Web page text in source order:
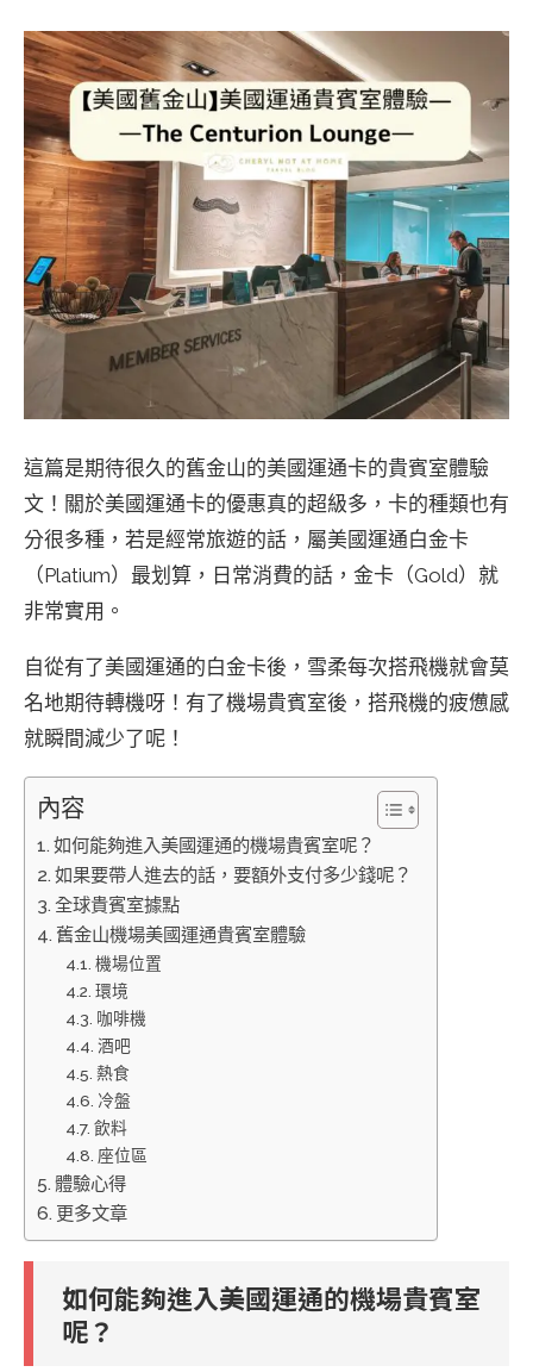
這篇是期待很久的舊金山的美國運通卡的貴賓室體驗
文！關於美國運通卡的優惠真的超級多，卡的種類也有
分很多種，若是經常旅遊的話，屬美國運通白金卡
（Platium）最划算，日常消費的話，金卡（Gold）就
非常實用。
自從有了美國運通的白金卡後，雪柔每次搭飛機就會莫
名地期待轉機呀！有了機場貴賓室後，搭飛機的疲憊感
就瞬間減少了呢！
內容
如何能夠進入美國運通的機場貴賓室呢？
如果要帶人進去的話，要額外支付多少錢呢？
全球貴賓室據點
舊金山機場美國運通貴賓室體驗
機場位置
環境
咖啡機
酒吧
熱食
冷盤
飲料
座位區
體驗心得
更多文章
如何能夠進入美國運通的機場貴賓室
呢？